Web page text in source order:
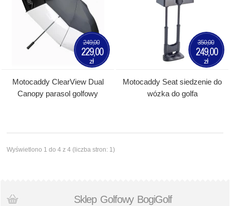
Motocaddy ClearView Dual
Canopy parasol golfowy
249,00
229,00
zł
Motocaddy Seat siedzenie do
wózka do golfa
350,00
249,00
zł
Wyświetlono 1 do 4 z 4 (liczba stron: 1)
Sklep Golfowy BogiGolf